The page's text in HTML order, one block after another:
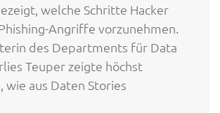
welche Schritte Hacker
Angriffe vorzunehmen.
des Departments für Data
Teuper zeigte höchst
wie aus Daten Stories